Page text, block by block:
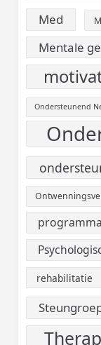
Med
Mentale
Ondersteunend
programma
rehabilitatie